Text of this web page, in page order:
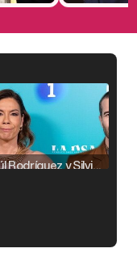
Raúl Rodríguez y Silvia Taulés nos cuentan su papel en 'La familia de la tele'